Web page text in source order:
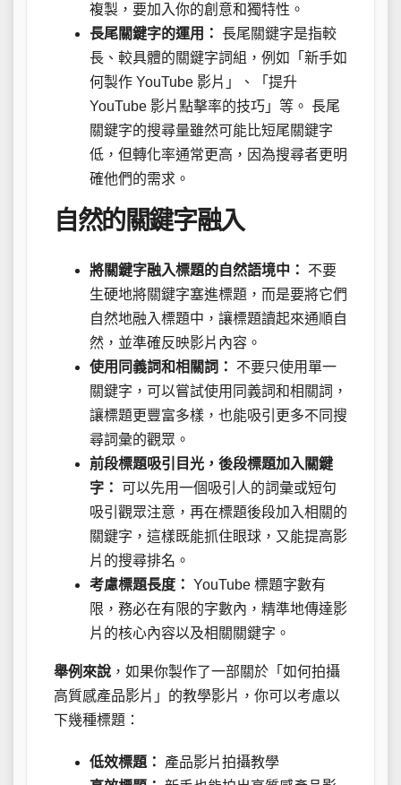
複製，要加入你的創意和獨特性。
長尾關鍵字的運用： 長尾關鍵字是指較
長、較具體的關鍵字詞組，例如「新手如
何製作 YouTube 影片」、「提升
YouTube 影片點擊率的技巧」等。 長尾
關鍵字的搜尋量雖然可能比短尾關鍵字
低，但轉化率通常更高，因為搜尋者更明
確他們的需求。
自然的關鍵字融入
將關鍵字融入標題的自然語境中：
不要
生硬地將關鍵字塞進標題，而是要將它們
自然地融入標題中，讓標題讀起來通順自
然，並準確反映影片內容。
使用同義詞和相關詞：
不要只使用單一
關鍵字，可以嘗試使用同義詞和相關詞，
讓標題更豐富多樣，也能吸引更多不同搜
尋詞彙的觀眾。
前段標題吸引目光，後段標題加入關鍵
字： 可以先用一個吸引人的詞彙或短句
吸引觀眾注意，再在標題後段加入相關的
關鍵字，這樣既能抓住眼球，又能提高影
片的搜尋排名。
考慮標題長度： YouTube 標題字數有
限，務必在有限的字數內，精準地傳達影
片的核心內容以及相關關鍵字。
舉例來說 ，如果你製作了一部關於「如何拍攝
高質感產品影片」的教學影片，你可以考慮以
下幾種標題：
低效標題：
產品影片拍攝教學